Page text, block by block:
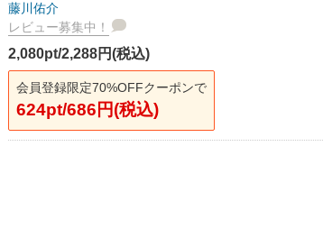
藤川佑介
レビュー募集中！
2,080pt/2,288円(税込)
会員登録限定70%OFFクーポンで
624pt/686円(税込)